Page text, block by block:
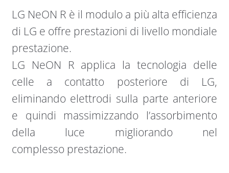
LG NeON R è il modulo a più alta efficienza
di LG e offre prestazioni di livello mondiale
prestazione.
LG NeON R applica la tecnologia delle
celle a contatto posteriore di LG,
eliminando elettrodi sulla parte anteriore
e quindi massimizzando l’assorbimento
della luce migliorando nel
complesso prestazione.